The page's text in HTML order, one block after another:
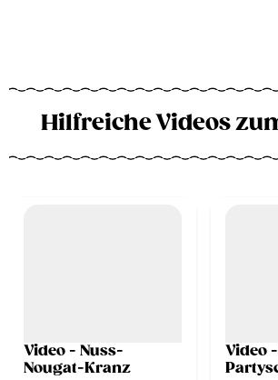
Hilfreiche Videos
Video - Nuss-
Nougat-Kranz
Video